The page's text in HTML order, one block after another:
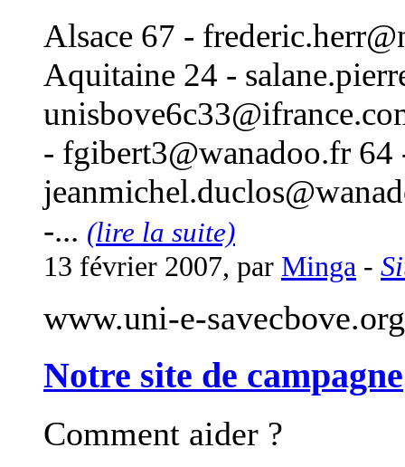
Alsace 67 -
Aquitaine 24 -
- fgibert3@wanadoo.fr
-... (lire la suite)
13 février 2007, par Minga -
www.uni-e-
Notre site de campagne
Comment aider ?